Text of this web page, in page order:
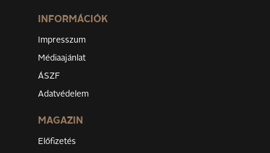
INFORMÁCIÓK
Impresszum
Médiaajánlat
ÁSZF
Adatvédelem
MAGAZIN
Előfizetés